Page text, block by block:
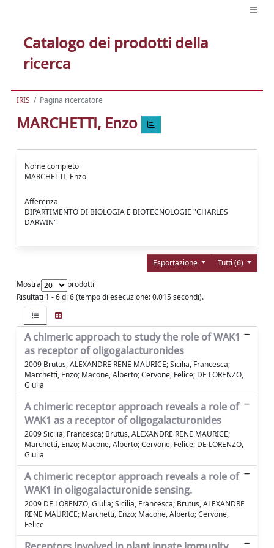
Catalogo dei prodotti della
ricerca
IRIS Pagina ricercatore
MARCHETTI, Enzo
Nome completo
MARCHETTI, Enzo
Afferenza
DIPARTIMENTO DI BIOLOGIA E BIOTECNOLOGIE "CHARLES
DARWIN"
Tutti (6)
Esportazione
Mostra
prodotti
Risultati 1 - 6 di 6 (tempo di esecuzione: 0.015 secondi).
A chimeric approach to study the role of WAK1
as receptor of oligogalacturonides
2009 Brutus, ALEXANDRE RENE MAURICE; Sicilia, Francesca;
Marchetti, Enzo; Macone, Alberto; Cervone, Felice; DE LORENZO,
Giulia
A chimeric receptor approach reveals a role of
WAK1 as a receptor of oligogalacturonides
2009 Sicilia, Francesca; Brutus, ALEXANDRE RENE MAURICE;
Marchetti, Enzo; Macone, Alberto; Cervone, Felice; DE LORENZO,
Giulia
A chimeric receptor approach reveals a role of
WAK1 in oligogalacturonide sensing.
2009 DE LORENZO, Giulia; Sicilia, Francesca; Brutus, ALEXANDRE
RENE MAURICE; Marchetti, Enzo; Macone, Alberto; Cervone,
Felice